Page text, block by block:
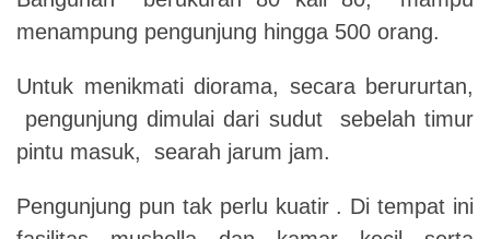
menampung pengunjung hingga 500 orang.
Untuk menikmati diorama, secara berururtan,
pengunjung dimulai dari sudut sebelah timur
pintu masuk, searah jarum jam.
Pengunjung pun tak perlu kuatir . Di tempat ini